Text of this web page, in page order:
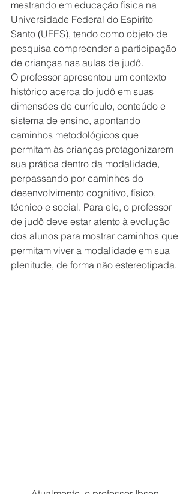
mestrando em educação física na
Universidade Federal do Espírito
Santo (UFES), tendo como objeto de
pesquisa compreender a participação
de crianças nas aulas de judô.
O professor apresentou um contexto
histórico acerca do judô em suas
dimensões de currículo, conteúdo e
sistema de ensino, apontando
caminhos metodológicos que
permitam às crianças protagonizarem
sua prática dentro da modalidade,
perpassando por caminhos do
desenvolvimento cognitivo, físico,
técnico e social. Para ele, o professor
de judô deve estar atento à evolução
dos alunos para mostrar caminhos que
permitam viver a modalidade em sua
plenitude, de forma não estereotipada.